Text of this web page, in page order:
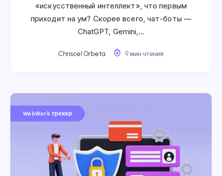
«искусственный интеллект», что первым
приходит на ум? Скорее всего, чат-боты —
ChatGPT, Gemini,…
Chriscel Orbeta 9 мин чтения
WebWork трекер